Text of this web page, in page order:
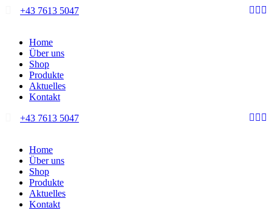
+43 7613 5047
Home
Über uns
Shop
Produkte
Aktuelles
Kontakt
+43 7613 5047
Home
Über uns
Shop
Produkte
Aktuelles
Kontakt